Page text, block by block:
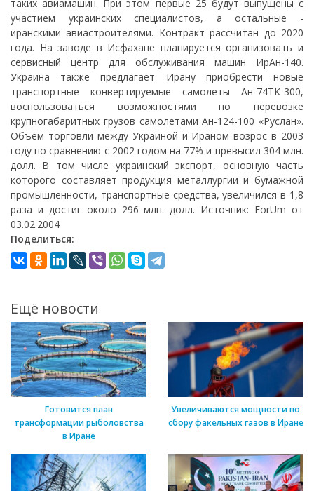
таких авиамашин. При этом первые 25 будут выпущены с
участием украинских специалистов, а остальные -
иранскими авиастроителями. Контракт рассчитан до 2020
года. На заводе в Исфахане планируется организовать и
сервисный центр для обслуживания машин ИрАн-140.
Украина также предлагает Ирану приобрести новые
транспортные конвертируемые самолеты Ан-74ТК-300,
воспользоваться возможностями по перевозке
крупногабаритных грузов самолетами Ан-124-100 «Руслан».
Объем торговли между Украиной и Ираном возрос в 2003
году по сравнению с 2002 годом на 77% и превысил 304 млн.
долл. В том числе украинский экспорт, основную часть
которого составляет продукция металлургии и бумажной
промышленности, транспортные средства, увеличился в 1,8
раза и достиг около 296 млн. долл. Источник: ForUm от
03.02.2004
Поделиться:
Ещё новости
Готовится план
трансформации рыболовства
в Иране
Увеличиваются мощности по
сбору факельных газов в Иране